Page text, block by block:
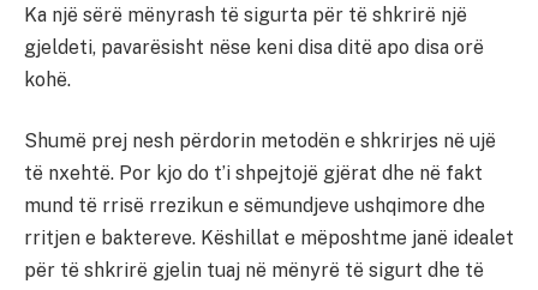
Ka një sërë mënyrash të sigurta për të shkrirë një
gjeldeti, pavarësisht nëse keni disa ditë apo disa orë
kohë.
Shumë prej nesh përdorin metodën e shkrirjes në ujë
të nxehtë. Por kjo do t’i shpejtojë gjërat dhe në fakt
mund të rrisë rrezikun e sëmundjeve ushqimore dhe
rritjen e baktereve. Këshillat e mëposhtme janë idealet
për të shkrirë gjelin tuaj në mënyrë të sigurt dhe të